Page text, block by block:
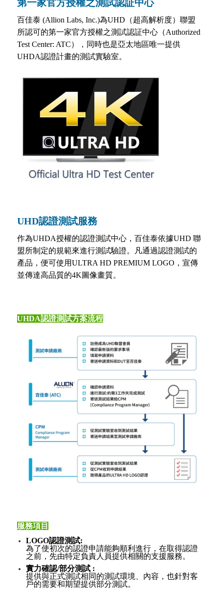
第一家官方授權之測試認証中心
百佳泰 (Allion Labs, Inc.)為UHD（超高解析度）聯盟
所認可的第一家官方授權之測試認証中心（Authorized
Test Center: ATC），同時也是亞太地區唯一提供
UHDA認證計畫的測試實驗室。
UHD認證測試服務
作為UHDA授權的認證測試中心，百佳泰依據UHD 聯
盟所制定的規範來進行測試驗證。凡通過認證測試的
產品，便可使用ULTRA HD PREMIUM LOGO，宣傳
並傳達高品質的4K圖像畫質。
UHDA認證測試方案流程
服務項目
LOGO認證測試:
為了使初次的認證申請能夠順利進行，在取得認證
之前，先由特定負責人員提供相關的支援服務。
實力確認/部分測試 :
提供與正式測試相同的測試環境、內容，也針對客
戶的需要和期望提供部分測試。